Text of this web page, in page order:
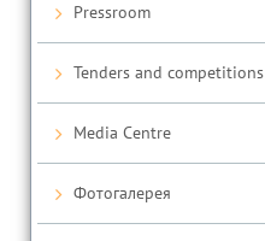
Pressroom
Tenders and competitions
Media Centre
Фотогалерея